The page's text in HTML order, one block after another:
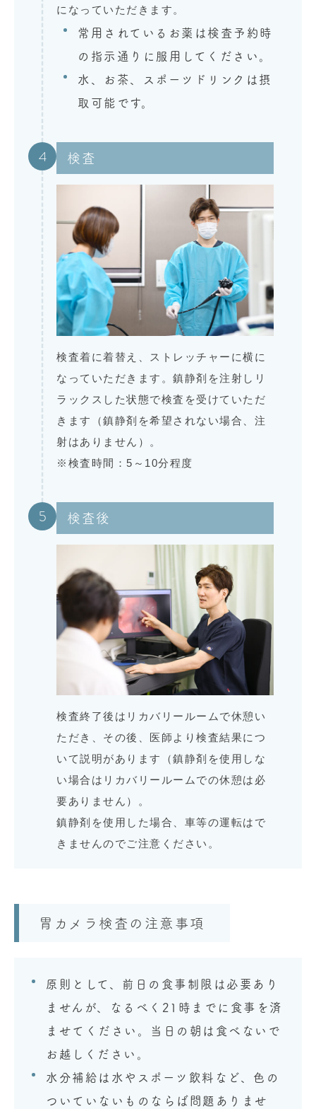
になっていただきます。
常用されているお薬は検査予約時
の指示通りに服用してください。
水、お茶、スポーツドリンクは摂
取可能です。
4 検査
検査着に着替え、ストレッチャーに横に
なっていただきます。鎮静剤を注射しリ
ラックスした状態で検査を受けていただ
きます（鎮静剤を希望されない場合、注
射はありません）。
※検査時間：5～10分程度
5 検査後
検査終了後はリカバリールームで休憩い
ただき、その後、医師より検査結果につ
いて説明があります（鎮静剤を使用しな
い場合はリカバリールームでの休憩は必
要ありません）。
鎮静剤を使用した場合、車等の運転はで
きませんのでご注意ください。
胃カメラ検査の注意事項
原則として、前日の食事制限は必要あり
ませんが、なるべく21時までに食事を済
ませてください。当日の朝は食べないで
お越しください。
水分補給は水やスポーツ飲料など、色の
ついていないものならば問題ありませ